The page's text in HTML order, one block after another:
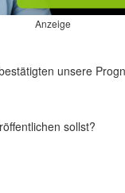
Anzeige
unsere
sollst?